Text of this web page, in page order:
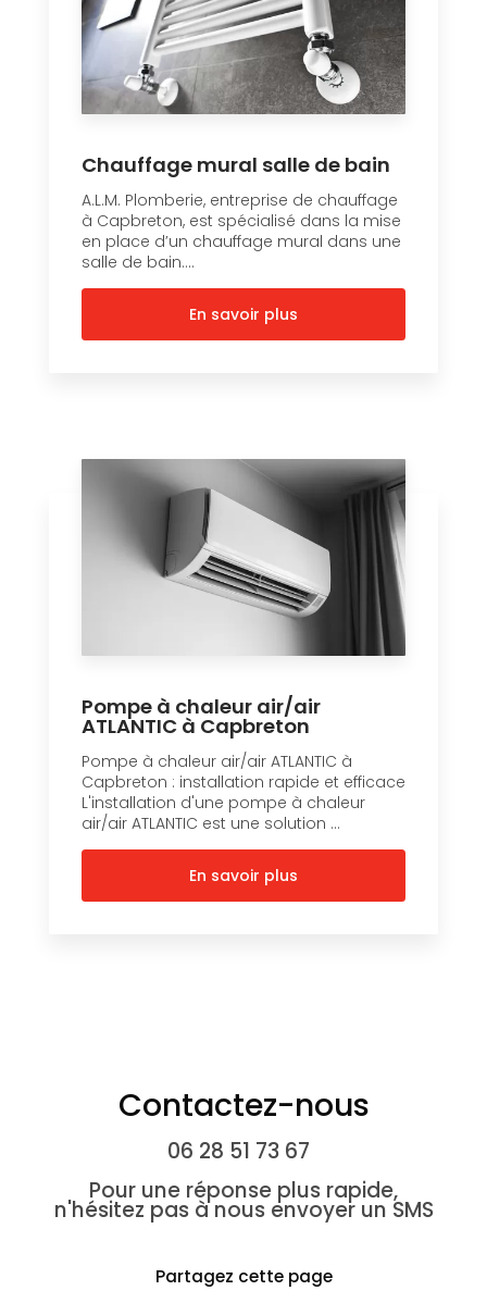
Chauffage mural salle de bain
A.L.M. Plomberie, entreprise de chauffage
à Capbreton, est spécialisé dans la mise
en place d’un chauffage mural dans une
salle de bain....
En savoir plus
Pompe à chaleur air/air
ATLANTIC à Capbreton
Pompe à chaleur air/air ATLANTIC à
Capbreton : installation rapide et efficace
L'installation d'une pompe à chaleur
air/air ATLANTIC est une solution ...
En savoir plus
Contactez-nous
06 28 51 73 67
Pour une réponse plus rapide,
n'hésitez pas à nous envoyer un SMS
Partagez cette page